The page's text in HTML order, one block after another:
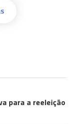
para a reeleição